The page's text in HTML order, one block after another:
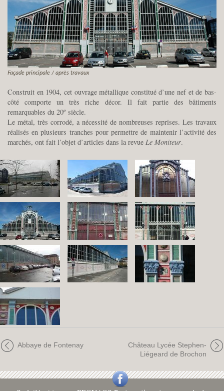
Façade principale / après travaux
Construit en 1904, cet ouvrage métallique constitué d’une nef et de bas-
côté comporte un très riche décor. Il fait partie des bâtiments
remarquables du 20e siècle.
Le métal, très corrodé, a nécessité de nombreuses reprises. Les travaux
réalisés en plusieurs tranches pour permettre de maintenir l’activité des
marchés, ont fait l’objet d’articles dans la revue Le Moniteur.
Château Lycée Stephen-
Liégeard de Brochon
Abbaye de Fontenay